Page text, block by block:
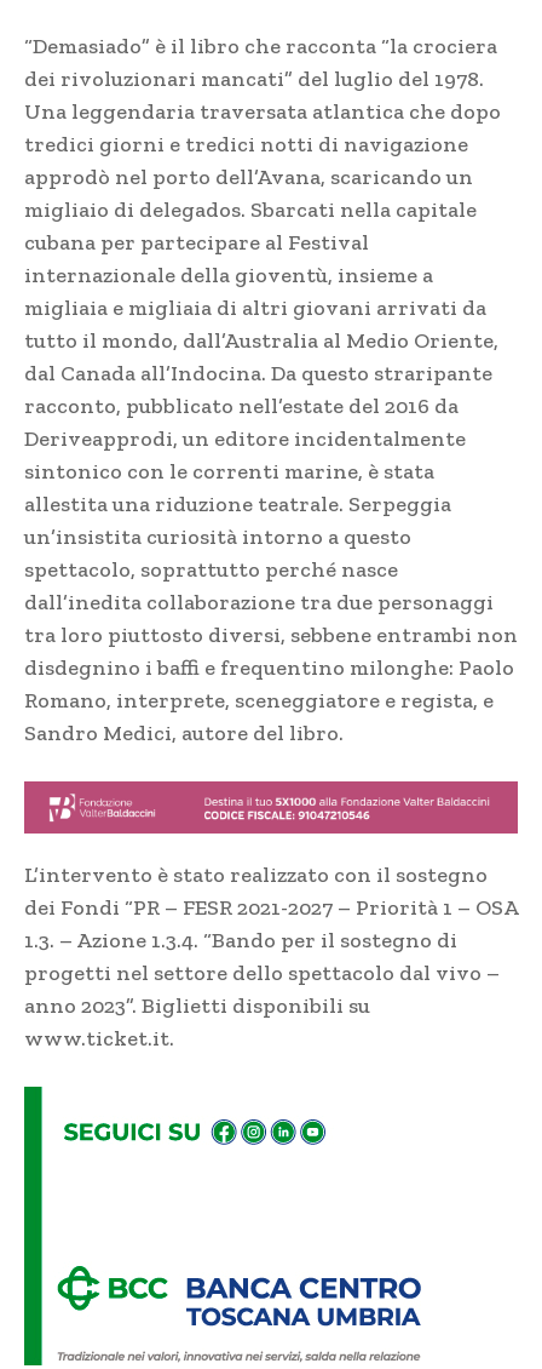
“Demasiado” è il libro che racconta “la crociera
dei rivoluzionari mancati” del luglio del 1978.
Una leggendaria traversata atlantica che dopo
tredici giorni e tredici notti di navigazione
approdò nel porto dell’Avana, scaricando un
migliaio di delegados. Sbarcati nella capitale
cubana per partecipare al Festival
internazionale della gioventù, insieme a
migliaia e migliaia di altri giovani arrivati da
tutto il mondo, dall’Australia al Medio Oriente,
dal Canada all’Indocina. Da questo straripante
racconto, pubblicato nell’estate del 2016 da
Deriveapprodi, un editore incidentalmente
sintonico con le correnti marine, è stata
allestita una riduzione teatrale. Serpeggia
un’insistita curiosità intorno a questo
spettacolo, soprattutto perché nasce
dall’inedita collaborazione tra due personaggi
tra loro piuttosto diversi, sebbene entrambi non
disdegnino i baffi e frequentino milonghe: Paolo
Romano, interprete, sceneggiatore e regista, e
Sandro Medici, autore del libro.
L’intervento è stato realizzato con il sostegno
dei Fondi “PR – FESR 2021-2027 – Priorità 1 – OSA
1.3. – Azione 1.3.4. “Bando per il sostegno di
progetti nel settore dello spettacolo dal vivo –
anno 2023”. Biglietti disponibili su
www.ticket.it.